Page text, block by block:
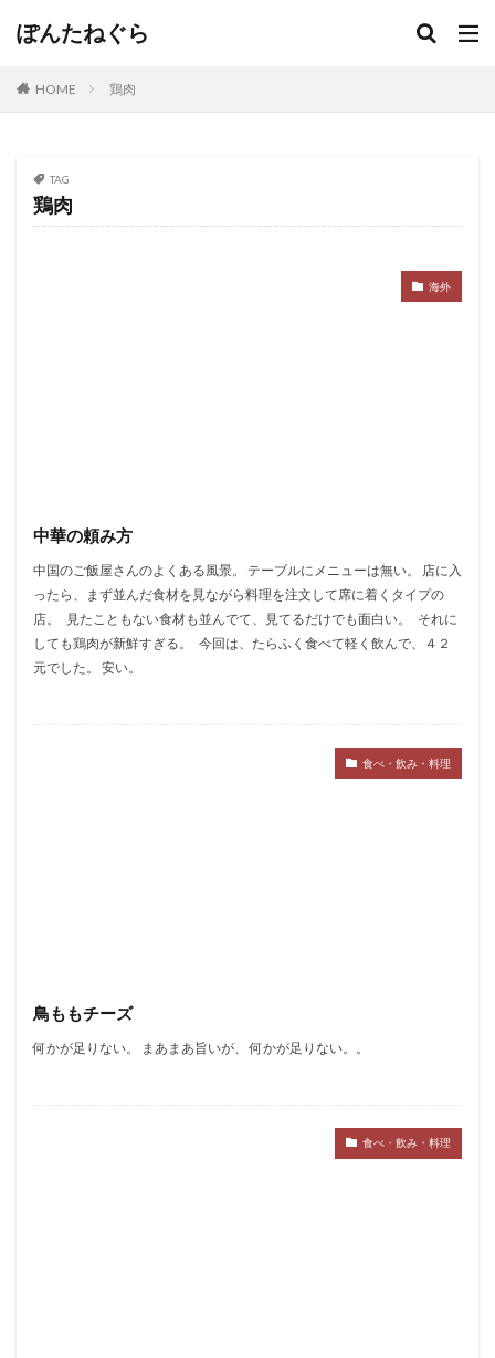
ぽんたねぐら
HOME 鶏肉
TAG
鶏肉
海外
中華の頼み方
中国のご飯屋さんのよくある風景。 テーブルにメニューは無い。 店に入
ったら、まず並んだ食材を見ながら料理を注文して席に着くタイプの
店。 見たこともない食材も並んでて、見てるだけでも面白い。 それに
しても鶏肉が新鮮すぎる。 今回は、たらふく食べて軽く飲んで、４２
元でした。 安い。
食べ・飲み・料理
鳥ももチーズ
何かが足りない。 まあまあ旨いが、 何かが足りない。。
食べ・飲み・料理